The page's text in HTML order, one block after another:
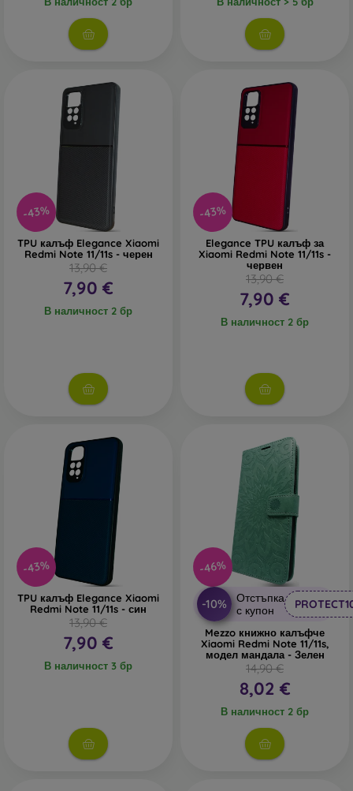
В нашия онлайн магазин
ще намерите десетки
интересни калъфи за телефони, изработени от различни
материали. Просто изберете този, който е за вас.
-43%
TPU калъф Elegance Xiaomi
Redmi Note 11/11s - черен
13,90 €
7,90 €
В наличност 2 бр
-43%
Elegance TPU калъф за
Xiaomi Redmi Note 11/11s -
червен
13,90 €
7,90 €
В наличност 2 бр
-43%
TPU калъф Elegance Xiaomi
Redmi Note 11/11s - син
13,90 €
7,90 €
В наличност 3 бр
-46%
-10%
Отстъпка
с купон
Mezzo книжно калъфче
Xiaomi Redmi Note 11/11s,
модел мандала - Зелен
14,90 €
8,02 €
В наличност 2 бр